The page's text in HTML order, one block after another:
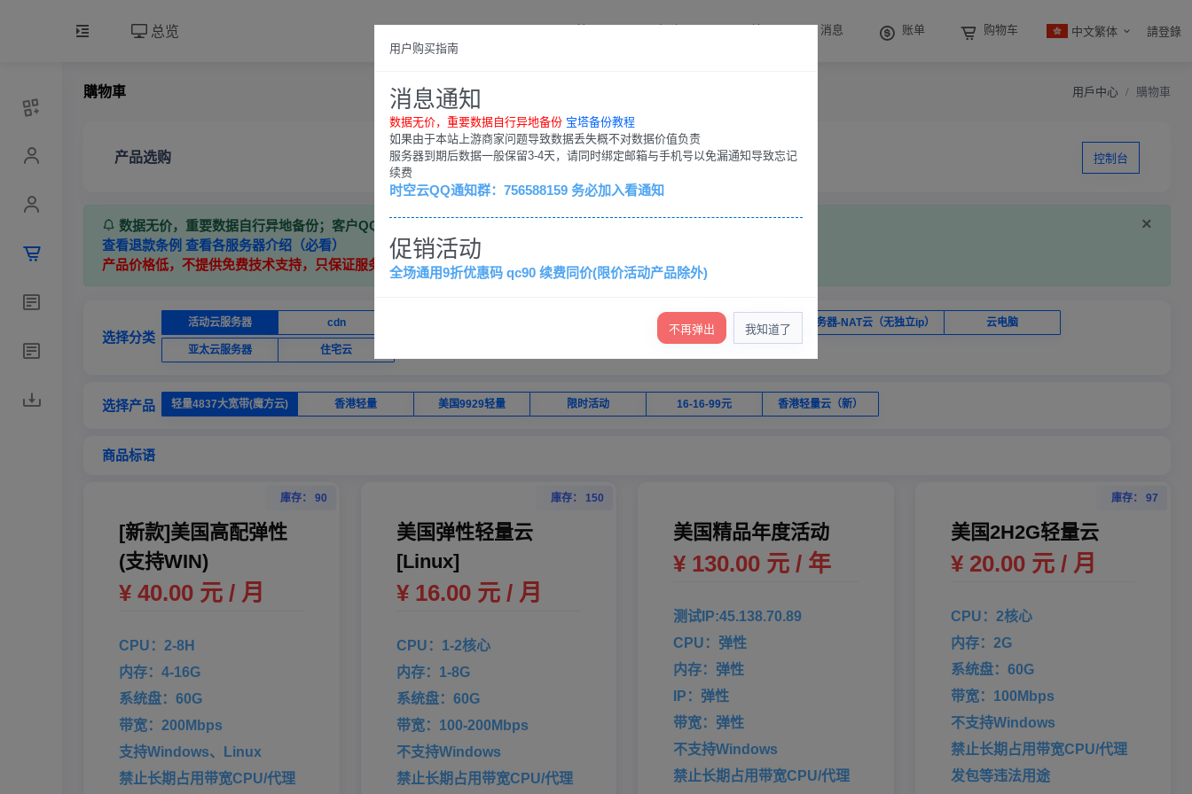
总览 消息 账单 购物车 中文繁体 請登錄
購物車 用戶中心 購物車
用户购买指南
消息通知
数据无价，重要数据自行异地备份 宝塔备份教程
如果由于本站上游商家问题导致数据丢失概不对数据价值负责
服务器到期后数据一般保留3-4天，请同时绑定邮箱与手机号以免漏通知导致忘记
续费
时空云QQ通知群：756588159 务必加入看通知
促销活动
全场通用9折优惠码 qc90 续费同价(限价活动产品除外)
不再弹出 我知道了
产品选购 控制台
×
数据无价，重要数据自行异地备份；客户QQ群：756588159，务必加入看通知
查看退款条例 查看各服务器介绍（必看）
产品价格低，不提供免费技术支持，只保证服务器正常运行
选择分类
活动云服务器 cdn 国内大陆云服务器 国内大陆云服务器-NAT云（无独立ip） 云电脑
亚太云服务器 住宅云
选择产品 轻量4837大宽带(魔方云) 香港轻量 美国9929轻量 限时活动 16-16-99元 香港轻量云（新）
商品标语
庫存： 90
[新款]美国高配弹性
(支持WIN)
¥ 40.00 元 / 月
CPU：2-8H
内存：4-16G
系统盘：60G
带宽：200Mbps
支持Windows、Linux
禁止长期占用带宽CPU/代理
庫存： 150
美国弹性轻量云
[Linux]
¥ 16.00 元 / 月
CPU：1-2核心
内存：1-8G
系统盘：60G
带宽：100-200Mbps
不支持Windows
禁止长期占用带宽CPU/代理
美国精品年度活动
¥ 130.00 元 / 年
测试IP:45.138.70.89
CPU：弹性
内存：弹性
IP：弹性
带宽：弹性
不支持Windows
禁止长期占用带宽CPU/代理
庫存： 97
美国2H2G轻量云
¥ 20.00 元 / 月
CPU：2核心
内存：2G
系统盘：60G
带宽：100Mbps
不支持Windows
禁止长期占用带宽CPU/代理
发包等违法用途